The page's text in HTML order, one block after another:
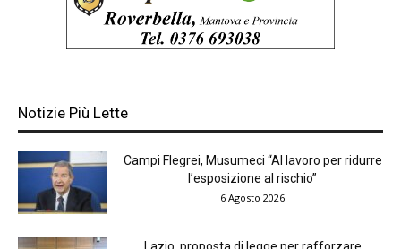
Notizie Più Lette
Campi Flegrei, Musumeci “Al lavoro per ridurre
l’esposizione al rischio”
6 Agosto 2026